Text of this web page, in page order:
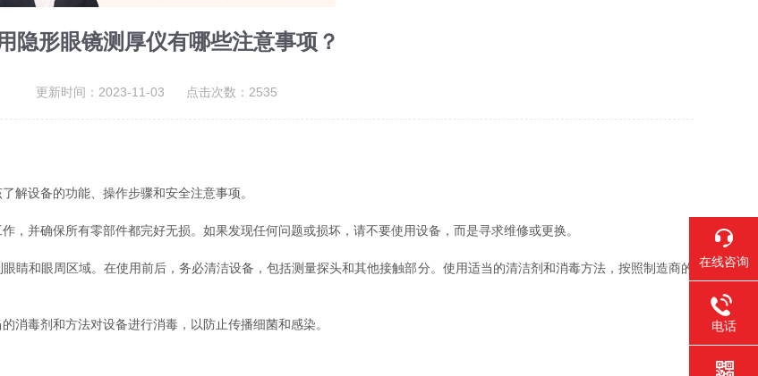
隐形眼镜测厚仪有哪些注意事项？
更新时间：2023-11-03 点击次数：2535
设备的功能、操作步骤和安全注意事项。
并确保所有零部件都完好无损。如果发现任何问题或损坏，请不要使用设备，而是寻求维修或更换。
和眼周区域。在使用前后，务必清洁设备，包括测量探头和其他接触部分。使用适当的清洁剂和消毒方法，按照制造商的
毒剂和方法对设备进行消毒，以防止传播细菌和感染。
在线咨询
电话